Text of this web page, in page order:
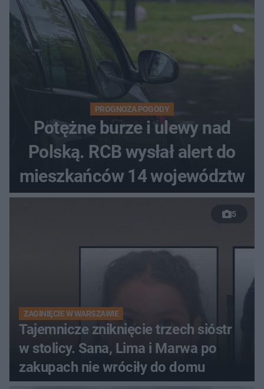
PROGNOZA POGODY
Potężne burze i ulewy nad
Polską. RCB wysłał alert do
mieszkańców 14 województw
5
ZAGINIĘCIE W WARSZAWIE
Tajemnicze zniknięcie trzech sióstr
w stolicy. Sana, Lima i Marwa po
zakupach nie wróciły do domu